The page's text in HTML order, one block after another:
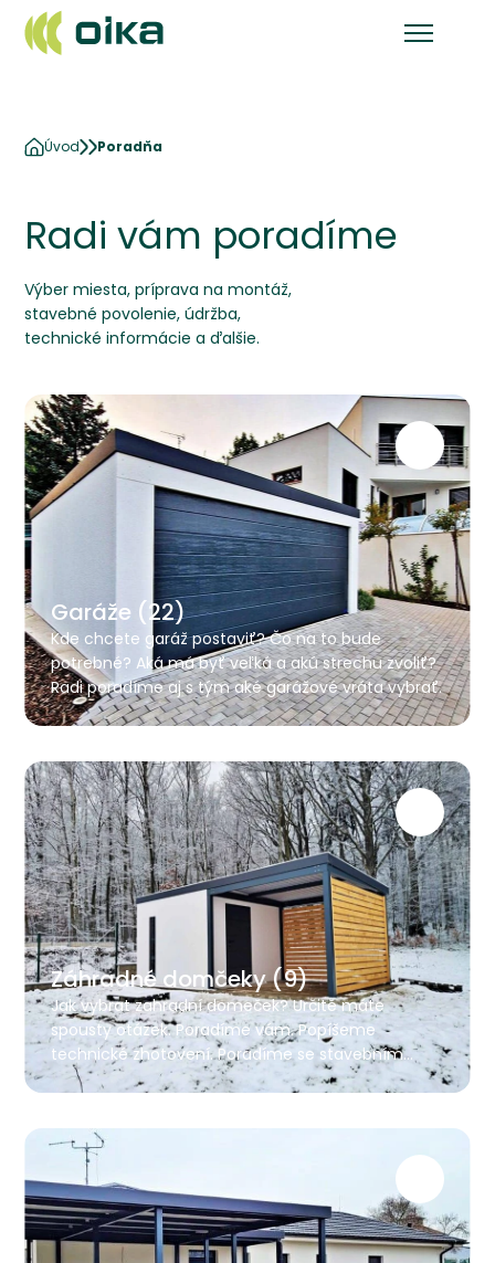
Úvod Poradňa
Radi vám poradíme
Výber miesta, príprava na montáž,
stavebné povolenie, údržba,
technické informácie a ďalšie.
Garáže (22)
Kde chcete garáž postaviť? Čo na to bude
potrebné? Aká má byť veľká a akú strechu zvoliť?
Radi poradíme aj s tým aké garážové vráta vybrať.
Záhradné domčeky (9)
Jak vybrat zahradní domeček? Určitě máte
spousty otázek. Poradíme vám. Popíšeme
technické zhotovení. Poradíme se stavebním
povolením i co připravit před montáží.